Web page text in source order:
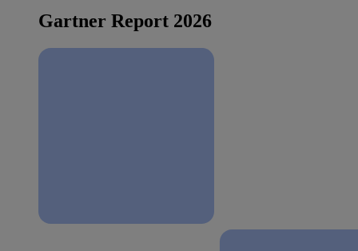
Gartner Report 2026